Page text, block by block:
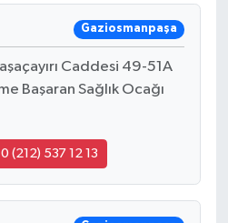
Gaziosmanpaşa
Caddesi 49-51A
Başaran Sağlık Ocağı
0 (212) 537 12 13